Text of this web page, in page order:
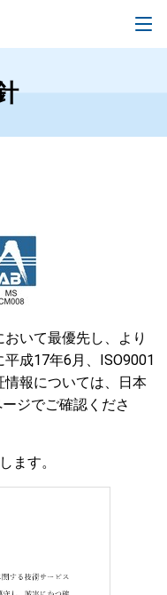
いて最優先し、より
成17年6月、ISO9001
報については、日本
ジでご確認くださ
ます。